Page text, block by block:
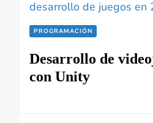
PROGRAMACIÓN
Desarrollo de
con Unity